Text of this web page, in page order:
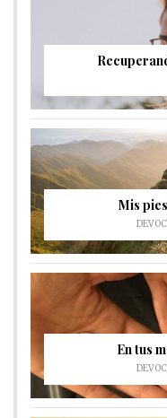
Mis
En tus